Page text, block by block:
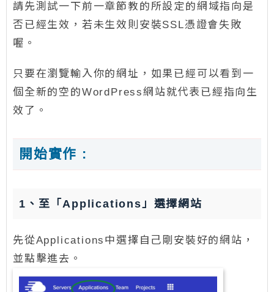
請先測試一下前一章節教的所設定的網域指向是
否已經生效，若未生效則安裝SSL憑證會失敗
喔。
只要在瀏覽輸入你的網址，如果已經可以看到一
個全新的空的WordPress網站就代表已經指向生
效了。
開始實作 :
1、至「Applications」選擇網站
先從Applications中選擇自己剛安裝好的網站，
並點擊進去。